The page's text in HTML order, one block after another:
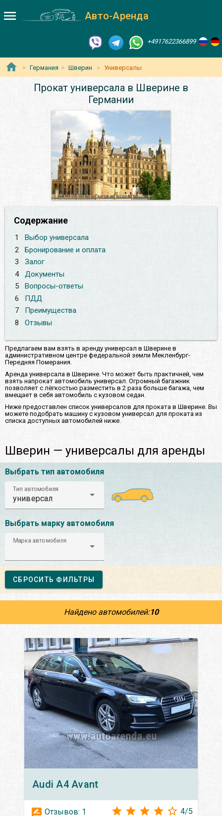
Авто-Аренда
+4917622366899
Германия Шверин Универсалы
Прокат универсала в Шверине в
Германии
Содержание
1
Выбор универсала
2
Бронирование и оплата
3
Залог
4
Документы
5
Вопросы-ответы
6
ПДД
7
Преимущества
8
Отзывы
Предлагаем вам взять в аренду универсал в Шверине в
административном центре федеральной земли Мекленбург-
Передняя Померания.
Аренда универсала в Шверине. Что может быть практичней, чем
взять напрокат автомобиль универсал. Огромный багажник
позволяет с лёгкостью разместить в 2 раза больше багажа, чем
вмещает в себя автомобиль с кузовом седан.
Ниже предоставлен список универсалов для проката в Шверине. Вы
можете подобрать машину с кузовом универсал для проката из
списка доступных автомобилей ниже.
Шверин — универсалы для аренды
Выбрать тип автомобиля
Тип автомобиля
универсал
Выбрать марку автомобиля
Марка автомобиля
СБРОСИТЬ ФИЛЬТРЫ
Найдено автомобилей:10
Audi A4 Avant
Отзывов: 1 4/5